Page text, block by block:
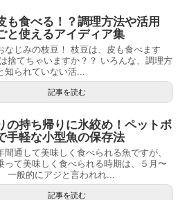
も食べる！？調理方法や活用
と使えるアイディア集
なじみの枝豆！ 枝豆は、皮も食べます
捨てちゃいますか？？ いろんな、調理方
知られていない活...
記事を読む
の持ち帰りに氷絞め！ペットボ
手軽な小型魚の保存法
間通して美味しく食べられる魚ですが、
って美味しく食べられる時期は、５月〜
一般的にアジと言われれ...
記事を読む